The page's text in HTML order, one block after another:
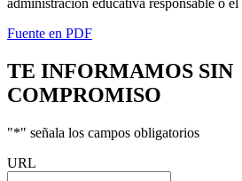
Fuente en PDF
TE INFORMAMOS SIN
COMPROMISO
"*" señala los campos obligatorios
URL